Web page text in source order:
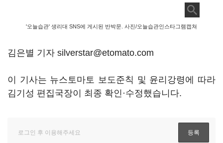
'오늘습관' 생리대 SNS에 게시된 반박문. 사진/오늘습관인스타그램캡쳐
김은별 기자 silverstar@etomato.com
이 기사는 뉴스토마토 보도준칙 및 윤리강령에 따라
김기성 편집국장이 최종 확인·수정했습니다.